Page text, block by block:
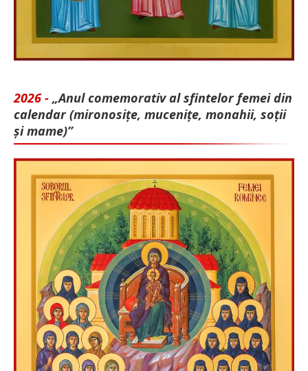
2026 - „Anul comemorativ al sfintelor femei din
calendar (mironosițe, mu­cenițe, monahii, soții
și mame)”